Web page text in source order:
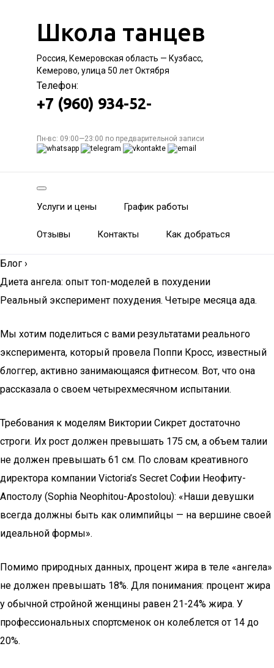
Школа танцев
Россия, Кемеровская область — Кузбасс,
Кемерово, улица 50 лет Октября
Телефон:
+7 (960) 934-52-
Пн-вс: 09:00—23:00 по предварительной записи
Услуги и цены График работы
Отзывы Контакты Как добраться
Блог ›
Диета ангела: опыт топ-моделей в похудении
Реальный эксперимент похудения. Четыре месяца ада.
Мы хотим поделиться с вами результатами реального
эксперимента, который провела Поппи Кросс, известный
блоггер, активно занимающаяся фитнесом. Вот, что она
рассказала о своем четырехмесячном испытании.
Требования к моделям Виктории Сикрет достаточно
строги. Их рост должен превышать 175 см, а объем талии
не должен превышать 61 см. По словам креативного
директора компании Victoria’s Secret Софии Неофиту-
Апостолу (Sophia Neophitou-Apostolou): «Наши девушки
всегда должны быть как олимпийцы — на вершине своей
идеальной формы».
Помимо природных данных, процент жира в теле «ангела»
не должен превышать 18%. Для понимания: процент жира
у обычной стройной женщины равен 21-24% жира. У
профессиональных спортсменок он колеблется от 14 до
20%.